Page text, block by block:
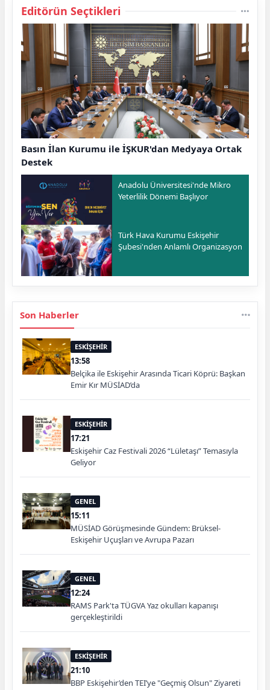
Editörün Seçtikleri
Basın İlan Kurumu ile İŞKUR'dan Medyaya Ortak
Destek
Anadolu Üniversitesi'nde Mikro
Yeterlilik Dönemi Başlıyor
Türk Hava Kurumu Eskişehir
Şubesi'nden Anlamlı Organizasyon
Son Haberler
ESKİŞEHİR
13:58
Belçika ile Eskişehir Arasında Ticari Köprü: Başkan
Emir Kır MÜSİAD’da
ESKİŞEHİR
17:21
Eskişehir Caz Festivali 2026 “Lületaşı” Temasıyla
Geliyor
GENEL
15:11
MÜSİAD Görüşmesinde Gündem: Brüksel-
Eskişehir Uçuşları ve Avrupa Pazarı
GENEL
12:24
RAMS Park'ta TÜGVA Yaz okulları kapanışı
gerçekleştirildi
ESKİŞEHİR
21:10
BBP Eskişehir’den TEI’ye "Geçmiş Olsun" Ziyareti